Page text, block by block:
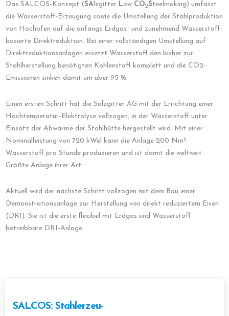
Das SALCOS-Konzept (SAlzgitter Low CO2Steelmaking) umfasst
die Wasserstoff-Erzeugung sowie die Umstellung der Stahlproduktion
von Hochöfen auf die anfangs Erdgas- und zunehmend Wasserstoff-
basierte Direktreduktion. Bei einer vollständigen Umstellung auf
Direktreduktionsanlagen ersetzt Wasserstoff den bisher zur
Stahlherstellung benötigten Kohlenstoff komplett und die CO2-
Emissionen sinken damit um über 95 %.
Einen ersten Schritt hat die Salzgitter AG mit der Errichtung einer
Hochtemperatur-Elektrolyse vollzogen, in der Wasserstoff unter
Einsatz der Abwärme der Stahlhütte hergestellt wird. Mit einer
Nominalleistung von 720 kWel kann die Anlage 200 Nm³
Wasserstoff pro Stunde produzieren und ist damit die weltweit
Größte Anlage ihrer Art.
Aktuell wird der nächste Schritt vollzogen mit dem Bau einer
Demonstrationsanlage zur Herstellung von direkt reduziertem Eisen
(DRI). Sie ist die erste flexibel mit Erdgas und Wasserstoff
betreibbare DRI-Anlage.
SALCOS: Stahlerzeu-